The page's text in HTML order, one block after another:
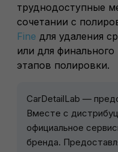
труднодоступные
сочетании с
Fine для удаления
или для
этапов полировки.
CarDetailLab —
Вместе с
официальное
бренда.